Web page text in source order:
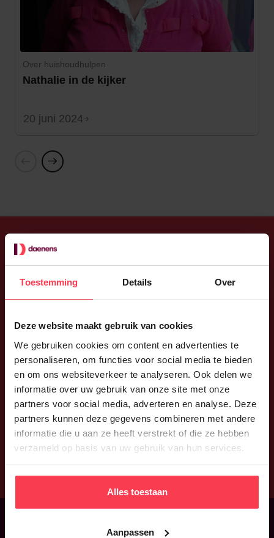
Toestemming Details Over
Deze website maakt gebruik van cookies
We gebruiken cookies om content en advertenties te
personaliseren, om functies voor social media te bieden
en om ons websiteverkeer te analyseren. Ook delen we
informatie over uw gebruik van onze site met onze
partners voor social media, adverteren en analyse. Deze
partners kunnen deze gegevens combineren met andere
informatie die u aan ze heeft verstrekt of die ze hebben
verzameld op basis van uw gebruik van hun services.
Alles toestaan
Aanpassen
Over huishoudhulpen
Nathalie in de kijker
20 juni 2024
VorigeVolgende
Blijf op de hoogte
Ben je graag mee met wat er bij Daenens leeft?
nieuws met je.
Verzenden
Ik heb deprivacy policygelezen en ga ermee
akkoord.